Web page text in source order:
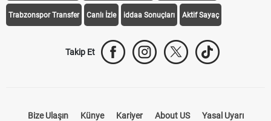
Trabzonspor Transfer Canlı İzle iddaa Sonuçları Aktif Sayaç
Takip Et
Bize Ulaşın Künye Kariyer About US Yasal Uyarı